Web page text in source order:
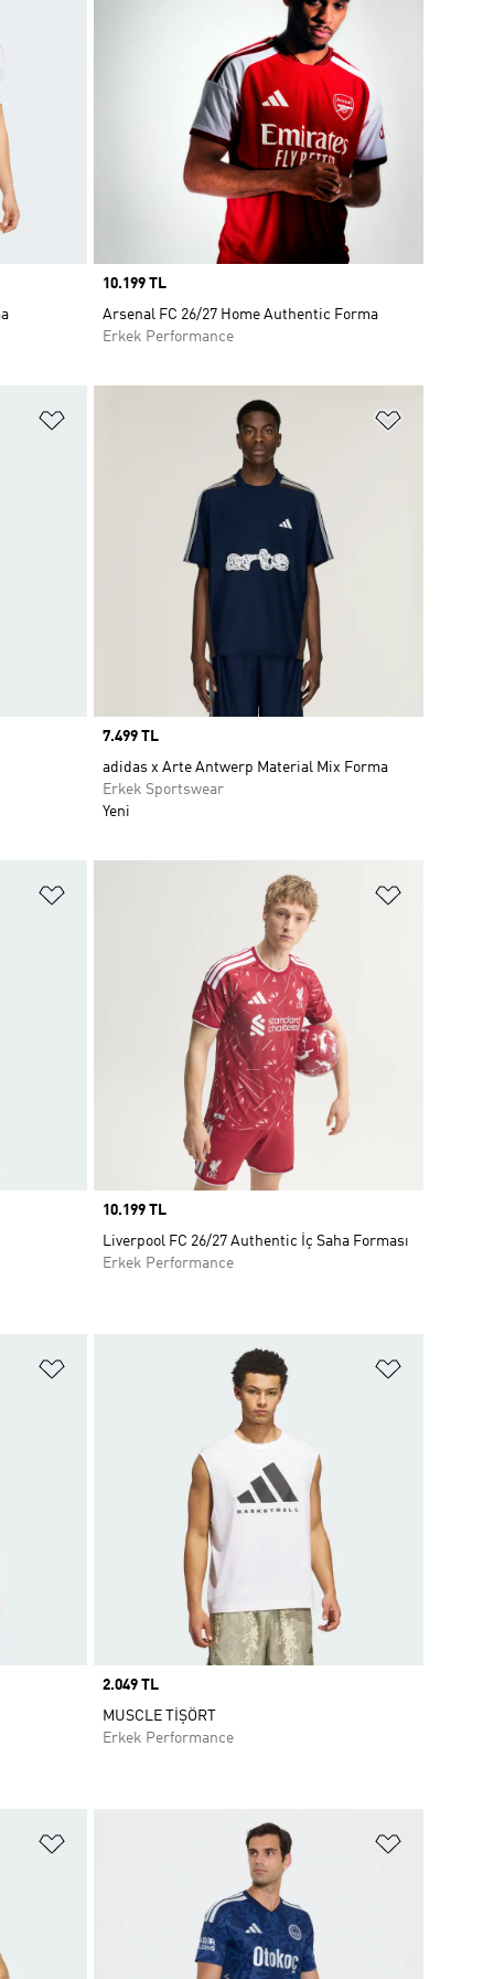
Price
10.199 TL
Arsenal FC 26/27 Home Authentic Forma
Erkek Performance
Price
7.499 TL
adidas x Arte Antwerp Material Mix Forma
Erkek Sportswear
Yeni
Price
10.199 TL
Liverpool FC 26/27 Authentic İç Saha Forması
Erkek Performance
Price
2.049 TL
MUSCLE TİŞÖRT
Erkek Performance